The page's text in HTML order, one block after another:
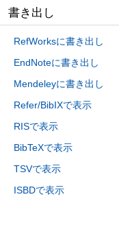
書き出し
RefWorksに書き出し
EndNoteに書き出し
Mendeleyに書き出し
Refer/BibIXで表示
RISで表示
BibTeXで表示
TSVで表示
ISBDで表示